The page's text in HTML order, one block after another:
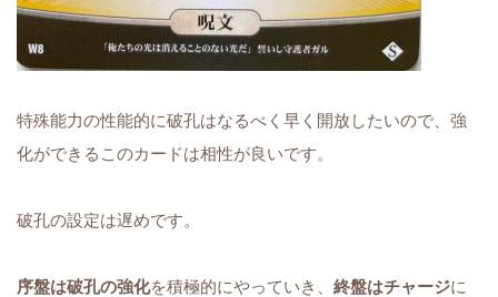
特殊能力の性能的に破孔はなるべく早く開放したいので、強
化ができるこのカードは相性が良いです。
破孔の設定は遅めです。
序盤は破孔の強化を積極的にやっていき、 終盤はチャージに